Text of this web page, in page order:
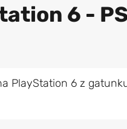
6 -
6 z